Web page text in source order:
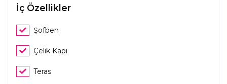
İç Özellikler
Şofben
Çelik Kapı
Teras